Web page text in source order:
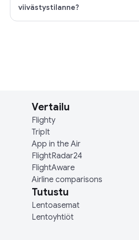
viivästystilanne?
Vertailu
Flighty
TripIt
App in the Air
FlightRadar24
FlightAware
Airline comparisons
Tutustu
Lentoasemat
Lentoyhtiöt